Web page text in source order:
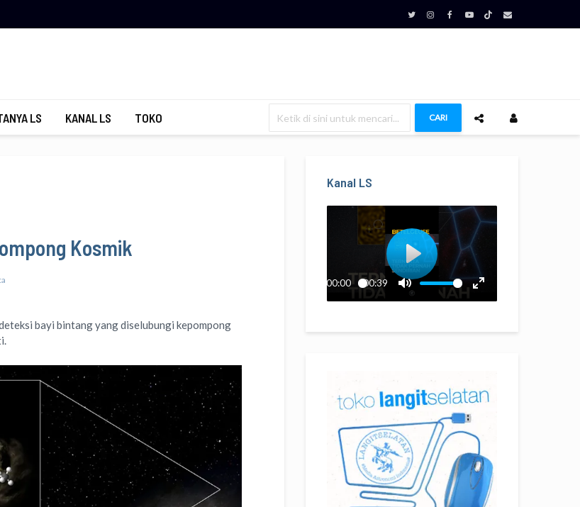
LS KANAL LS TOKO CARI
Kosmik
bayi bintang yang diselubungi kepompong
Kanal LS